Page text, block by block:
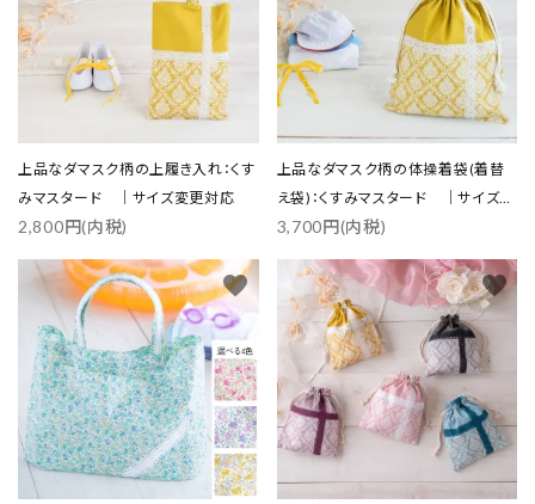
上品なダマスク柄の上履き入れ：くす
みマスタード ｜サイズ変更対応
2,800円(内税)
上品なダマスク柄の体操着袋(着替
え袋)：くすみマスタード ｜サイズ変
更対応
3,700円(内税)
favorite favorite